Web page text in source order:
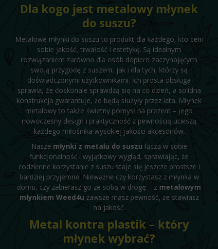
Dla kogo jest metalowy młynek
do suszu?
Metalowe młynki do suszu to produkt dla każdego, kto ceni
sobie jakość, trwałość i estetykę. Są idealnym
rozwiązaniem zarówno dla osób dopiero zaczynających
swoją przygodę z suszem, jak i dla tych, którzy są
doświadczonymi użytkownikami. Ich prosta obsługa
sprawia, że doskonale sprawdzą się na co dzień, a solidna
konstrukcja gwarantuje, że będą służyły przez lata. Młynek
metalowy to także świetny pomysł na prezent – jego
nowoczesny design i praktyczność z pewnością ucieszą
każdego miłośnika wysokiej jakości akcesoriów.
Nasze młynki z metalu do suszu łączą w sobie
funkcjonalność i wyjątkowy wygląd, sprawiając, że
codzienne korzystanie z suszu staje się jeszcze prostsze i
bardziej przyjemne. Nieważne czy korzystasz z młynka w
domu, czy zabierasz go ze sobą w drogę – z metalowym
młynkiem Weed4u zawsze masz pewność, że stawiasz
na jakość.
Metal kontra plastik – który
młynek wybrać?